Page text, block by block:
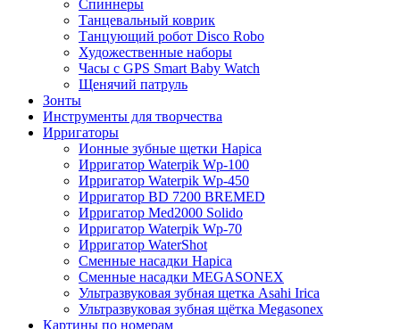
Спиннеры
Танцевальный коврик
Танцующий робот Disco Robo
Художественные наборы
Часы с GPS Smart Baby Watch
Щенячий патруль
Зонты
Инструменты для творчества
Ирригаторы
Ионные зубные щетки Hapica
Ирригатор Waterpik Wp-100
Ирригатор Waterpik Wp-450
Ирригатор BD 7200 BREMED
Ирригатор Med2000 Solido
Ирригатор Waterpik Wp-70
Ирригатор WaterShot
Сменные насадки Hapica
Сменные насадки MEGASONEX
Ультразвуковая зубная щетка Asahi Irica
Ультразвуковая зубная щётка Megasonex
Картины по номерам